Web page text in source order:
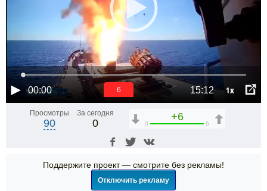
00:00 15:12 1x
6
Просмотры
90
За сегодня
0
+6
0 6
Поддержите проект — смотрите без рекламы!
Отключить рекламу